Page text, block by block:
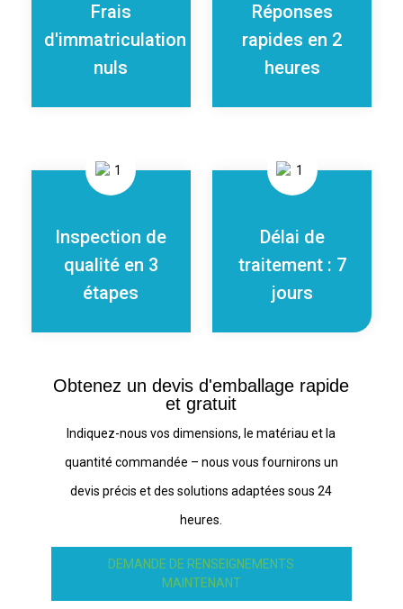
Frais
d'immatriculation
nuls
Réponses
rapides en 2
heures
Inspection de
qualité en 3
étapes
Délai de
traitement : 7
jours
Obtenez un devis d'emballage rapide
et gratuit
Indiquez-nous vos dimensions, le matériau et la
quantité commandée – nous vous fournirons un
devis précis et des solutions adaptées sous 24
heures.
DEMANDE DE RENSEIGNEMENTS
MAINTENANT